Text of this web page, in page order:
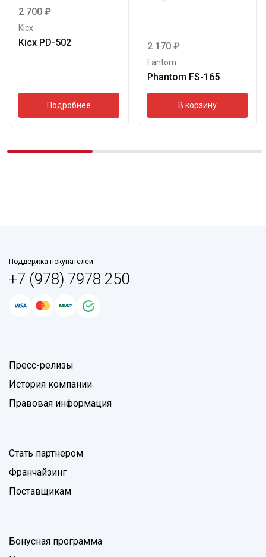
2 700 ₽
Kicx
Kicx PD-502
Подробнее
2 170 ₽
Fantom
Phantom FS-165
В корзину
Поддержка покупателей
+7 (978) 7978 250
Пресс-релизы
История компании
Правовая информация
Стать партнером
Франчайзинг
Поставщикам
Бонусная программа